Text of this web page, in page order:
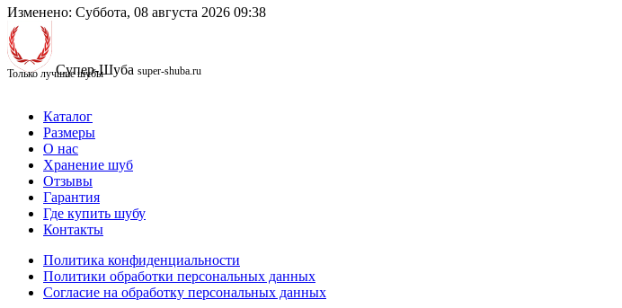
Изменено: Суббота, 08 августа 2026 09:38
Супер-Шуба super-shuba.ru
Только лучшие шубы
Каталог
Размеры
О нас
Хранение шуб
Отзывы
Гарантия
Где купить шубу
Контакты
Политика конфиденциальности
Политики обработки персональных данных
Согласие на обработку персональных данных